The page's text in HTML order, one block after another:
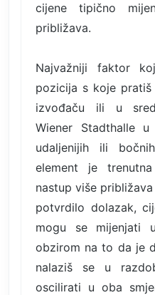
cijene tipično
približava.
Najvažniji faktor
pozicija s koje
izvođaču ili u
Wiener Stadthalle
udaljenijih ili
element je
nastup više
potvrdilo dolazak,
mogu se mijenjati
obzirom na to da je
nalaziš se u
oscilirati u oba